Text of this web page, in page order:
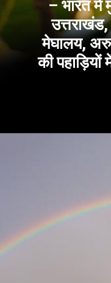
– भारत में
मेघालय,
की पहाड़ियों